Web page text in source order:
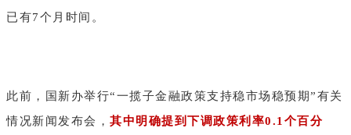
已有7个月时间。
此前，国新办举行“一揽子金融政策支持稳市场稳预期”有关
情况新闻发布会， 其中明确提到下调政策利率0.1个百分